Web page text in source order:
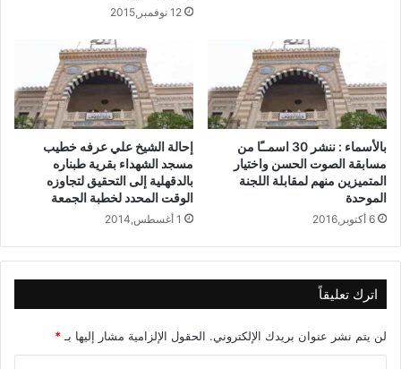
12 نوفمبر,2015
بالأسماء : ننشر 30 اسمــًا من
مسابقة الصوت الحسن واختيار
المتميزين منهم لمقابلة اللجنة
الموحدة
6 أكتوبر,2016
إحالة الشيخ علي عرفه خطيب
مسجد الشهداء بقرية طبناره
بالدقهلية إلى التحقيق لتجاوزه
الوقت المحدد لخطبة الجمعة
1 أغسطس,2014
اترك تعليقاً
لن يتم نشر عنوان بريدك الإلكتروني. الحقول الإلزامية مشار إليها بـ*